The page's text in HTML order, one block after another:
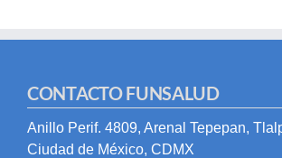
CONTACTO FUNSALUD
Anillo Perif. 4809, Arenal Tepepan,
Ciudad de México, CDMX